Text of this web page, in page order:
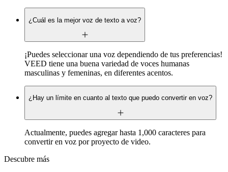
¿Cuál es la mejor voz de texto a voz?
¡Puedes seleccionar una voz dependiendo de tus preferencias!
VEED tiene una buena variedad de voces humanas
masculinas y femeninas, en diferentes acentos.
¿Hay un límite en cuanto al texto que puedo convertir en voz?
Actualmente, puedes agregar hasta 1,000 caracteres para
convertir en voz por proyecto de video.
Descubre más